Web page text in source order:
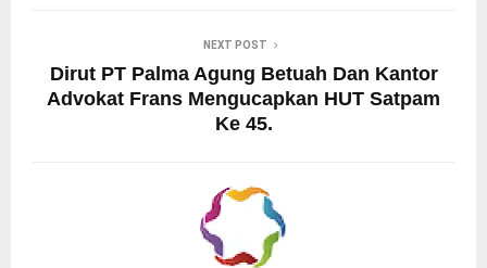
NEXT POST
Dirut PT Palma Agung Betuah Dan Kantor
Advokat Frans Mengucapkan HUT Satpam
Ke 45.